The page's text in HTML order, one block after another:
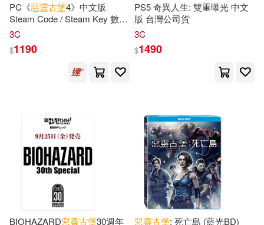
PC《惡靈古堡4》中文版
Steam Code / Steam Key 數位
下載版 ⚘ 台灣代理版
3C
$1190
PS5 奇異人生: 雙重曝光 中文
版 台灣公司貨
3C
$1490
BIOHAZARD惡靈古堡30週年
惡靈古堡: 死亡島 (藍光BD)